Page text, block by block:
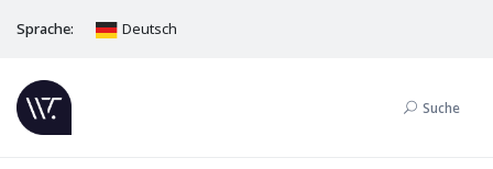
Sprache: Deutsch
Suche